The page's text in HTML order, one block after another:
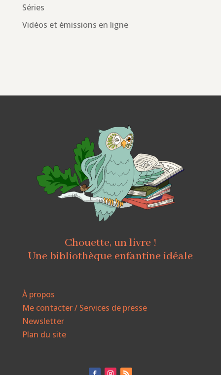
Séries
Vidéos et émissions en ligne
Chouette, un livre !
Une bibliothèque enfantine idéale
À propos
Me contacter / Services de presse
Newsletter
Plan du site